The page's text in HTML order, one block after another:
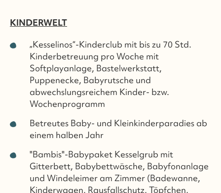
KINDERWELT
„Kesselinos“-Kinderclub mit bis zu 70 Std.
Kinderbetreuung pro Woche mit
Softplayanlage, Bastelwerkstatt,
Puppenecke, Babyrutsche und
abwechslungsreichem Kinder- bzw.
Wochenprogramm
Betreutes Baby- und Kleinkinderparadies ab
einem halben Jahr
"Bambis"-Babypaket Kesselgrub mit
Gitterbett, Babybettwäsche, Babyfonanlage
und Windeleimer am Zimmer (Badewanne,
Kinderwagen, Rausfallschutz, Töpfchen,